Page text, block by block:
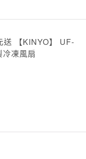
送 【KINYO】 UF-
凍風扇